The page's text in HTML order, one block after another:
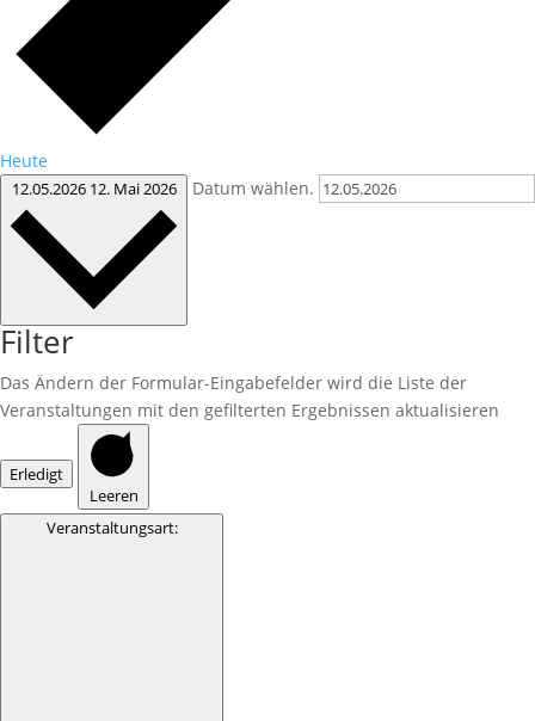
Heute
12.05.2026 12. Mai 2026 Datum wählen.
Filter
Das Ändern der Formular-Eingabefelder wird die Liste der
Veranstaltungen mit den gefilterten Ergebnissen aktualisieren
Erledigt
Leeren
Veranstaltungsart: